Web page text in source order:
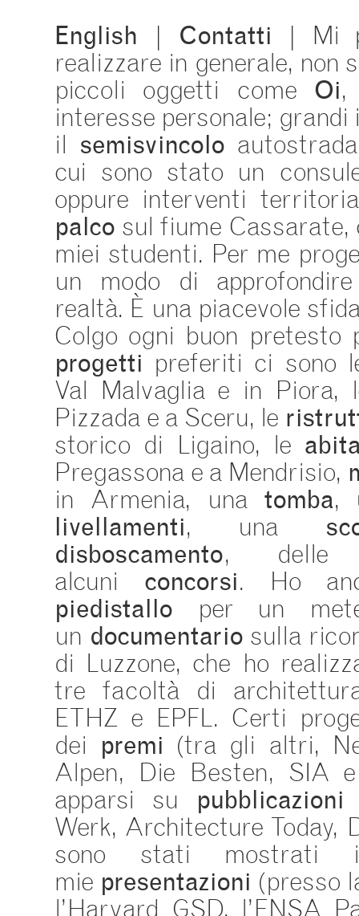
English Contatti | Mi
realizzare in generale, non
piccoli oggetti come Oi,
interesse personale;
il semisvincolo
cui sono stato un
oppure interventi
palco sul fiume
miei studenti. Per me
un modo di
realtà. È una piacevole
Colgo ogni buon pretesto
progetti preferiti ci sono
Val Malvaglia e in Piora,
Pizzada e a Sceru, le
storico di Ligaino, le
Pregassona e a Mendrisio,
in Armenia, una tomba,
livellamenti, una
disboscamento,
alcuni concorsi. Ho
piedistallo per un
un documentario sulla
di Luzzone, che ho
tre facoltà di
ETHZ e EPFL. Certi
dei premi (tra gli altri,
Alpen, Die Besten, SIA
apparsi su
pubblicazioni
Werk, Architecture Today,
sono stati mostrati
mie presentazioni (presso